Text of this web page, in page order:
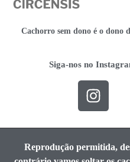
Cachorro sem dono é o dono
Siga-nos no
Reprodução permitida,